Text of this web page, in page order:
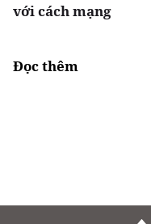
với cách mạng
Đọc thêm